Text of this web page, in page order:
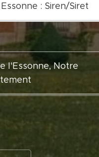
: Siren/Siret
l'Essonne, Notre